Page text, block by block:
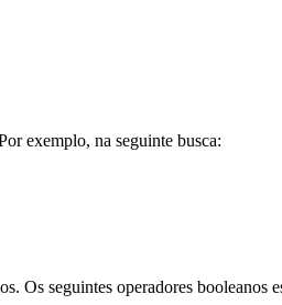
exemplo, na seguinte busca:
Os seguintes operadores booleanos